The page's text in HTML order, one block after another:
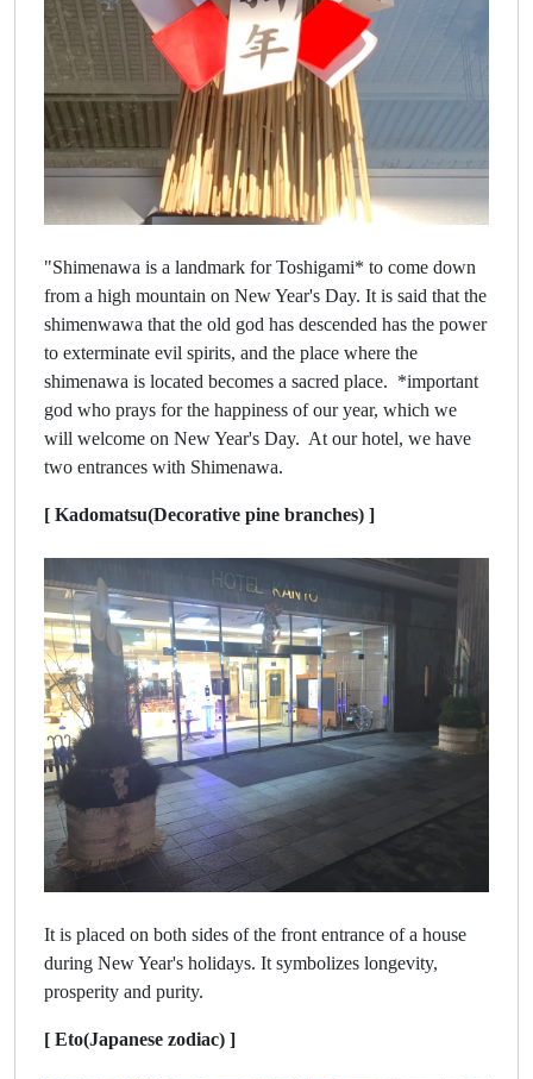
"Shimenawa is a landmark for Toshigami* to come down
from a high mountain on New Year's Day. It is said that the
shimenwawa that the old god has descended has the power
to exterminate evil spirits, and the place where the
shimenawa is located becomes a sacred place. *important
god who prays for the happiness of our year, which we
will welcome on New Year's Day. At our hotel, we have
two entrances with Shimenawa.
[ Kadomatsu(Decorative pine branches) ]
It is placed on both sides of the front entrance of a house
during New Year's holidays. It symbolizes longevity,
prosperity and purity.
[ Eto(Japanese zodiac) ]